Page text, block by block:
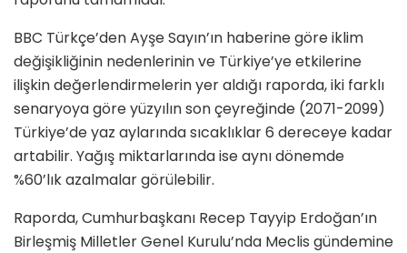
BBC Türkçe’den Ayşe Sayın’ın haberine göre iklim
değişikliğinin nedenlerinin ve Türkiye’ye etkilerine
ilişkin değerlendirmelerin yer aldığı raporda, iki farklı
senaryoya göre yüzyılın son çeyreğinde (2071-2099)
Türkiye’de yaz aylarında sıcaklıklar 6 dereceye kadar
artabilir. Yağış miktarlarında ise aynı dönemde
%60’lık azalmalar görülebilir.
Raporda, Cumhurbaşkanı Recep Tayyip Erdoğan’ın
Birleşmiş Milletler Genel Kurulu’nda Meclis gündemine